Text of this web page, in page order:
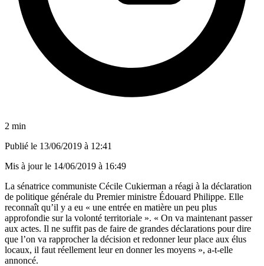
2 min
Publié le 13/06/2019 à 12:41
Mis à jour le 14/06/2019 à 16:49
La sénatrice communiste Cécile Cukierman a réagi à la déclaration
de politique générale du Premier ministre Édouard Philippe. Elle
reconnaît qu’il y a eu « une entrée en matière un peu plus
approfondie sur la volonté territoriale ». « On va maintenant passer
aux actes. Il ne suffit pas de faire de grandes déclarations pour dire
que l’on va rapprocher la décision et redonner leur place aux élus
locaux, il faut réellement leur en donner les moyens », a-t-elle
annoncé.